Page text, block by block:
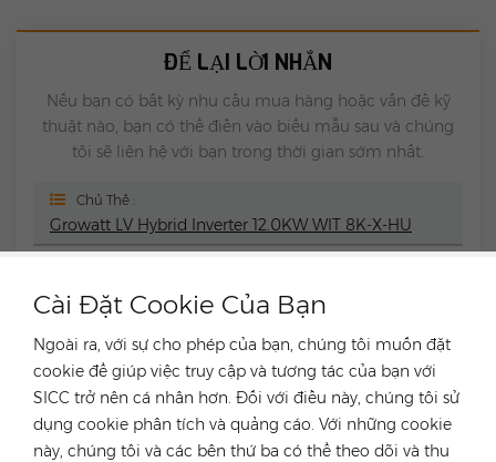
Cài Đặt Cookie Của Bạn
Ngoài ra, với sự cho phép của bạn, chúng tôi muốn đặt
cookie để giúp việc truy cập và tương tác của bạn với
SICC trở nên cá nhân hơn. Đối với điều này, chúng tôi sử
dụng cookie phân tích và quảng cáo. Với những cookie
này, chúng tôi và các bên thứ ba có thể theo dõi và thu
ĐỂ LẠI LỜI NHẮN
Nếu bạn có bất kỳ nhu cầu mua hàng hoặc vấn đề kỹ
thuật nào, bạn có thể điền vào biểu mẫu sau và chúng
tôi sẽ liên hệ với bạn trong thời gian sớm nhất.
Chủ Thể :
Growatt LV Hybrid Inverter 12.0KW WIT 8K-X-HU